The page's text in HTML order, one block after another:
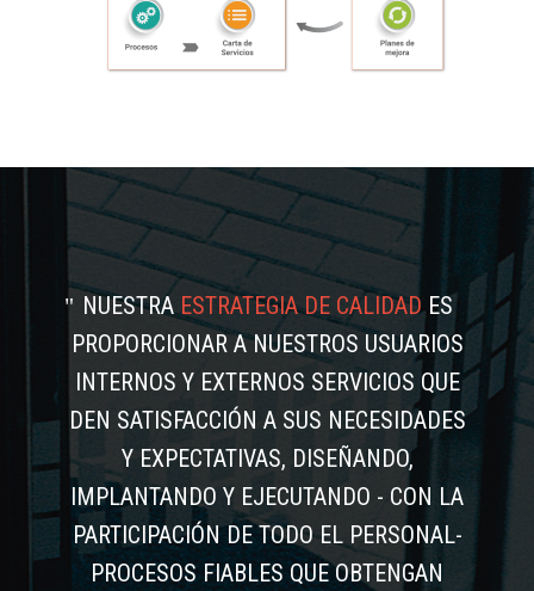
NUESTRAESTRATEGIA DE CALIDADES
PROPORCIONAR A NUESTROS USUARIOS
INTERNOS Y EXTERNOS SERVICIOS QUE
DEN SATISFACCIÓN A SUS NECESIDADES
Y EXPECTATIVAS, DISEÑANDO,
IMPLANTANDO Y EJECUTANDO - CON LA
PARTICIPACIÓN DE TODO EL PERSONAL-
PROCESOS FIABLES QUE OBTENGAN